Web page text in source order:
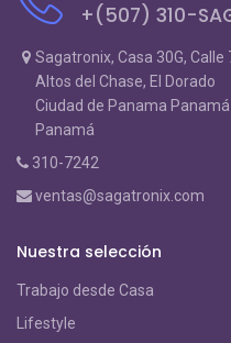
+(507) 310-
Sagatronix, Casa 30G, Calle
Altos del Chase, El Dorado
Ciudad de Panama Panamá
Panamá
310-7242
ventas@sagatronix.com
Nuestra selección
Trabajo desde Casa
Lifestyle